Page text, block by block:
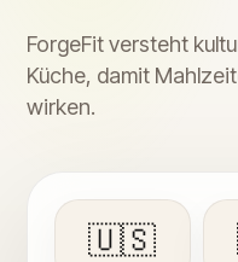
ForgeFit versteht
Küche, damit
wirken.
🇺🇸